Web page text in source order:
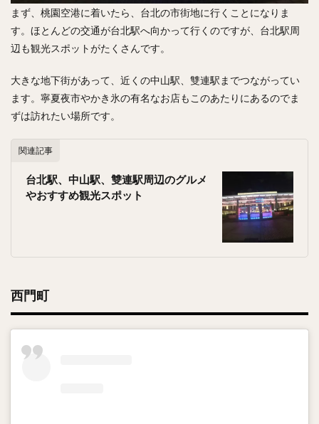
まず、桃園空港に着いたら、台北の市街地に行くことになりま
す。ほとんどの交通が台北駅へ向かって行くのですが、台北駅周
辺も観光スポットがたくさんです。
大きな地下街があって、近くの中山駅、雙連駅までつながってい
ます。寧夏夜市やかき氷の有名なお店もこのあたりにあるのでま
ずは訪れたい場所です。
関連記事
台北駅、中山駅、雙連駅周辺のグルメ
やおすすめ観光スポット
西門町